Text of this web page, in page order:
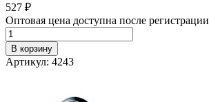
527 ₽
Оптовая цена доступна после регистрации
В корзину
Артикул: 4243